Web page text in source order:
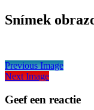
Snímek
Previous Image
Next Image
Geef een reactie